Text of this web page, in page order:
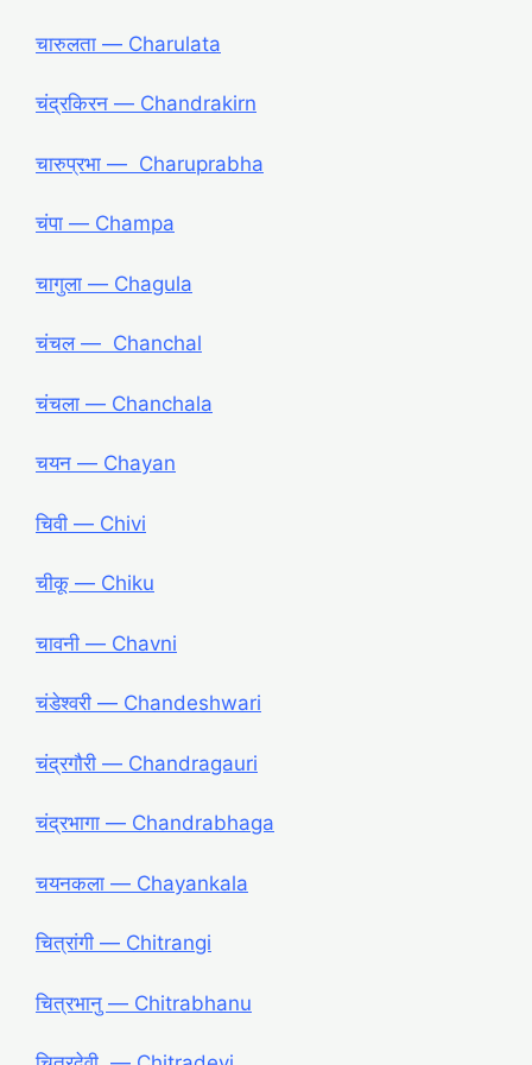
चारुलता ― Charulata
चंद्रकिरन ― Chandrakirn
चारुप्रभा ― Charuprabha
चंपा ― Champa
चागुला ― Chagula
चंचल ― Chanchal
चंचला ― Chanchala
चयन ― Chayan
चिवी ― Chivi
चीकू ― Chiku
चावनी ― Chavni
चंडेश्वरी ― Chandeshwari
चंद्रगौरी ― Chandragauri
चंद्रभागा ― Chandrabhaga
चयनकला ― Chayankala
चित्रांगी ― Chitrangi
चित्रभानु ― Chitrabhanu